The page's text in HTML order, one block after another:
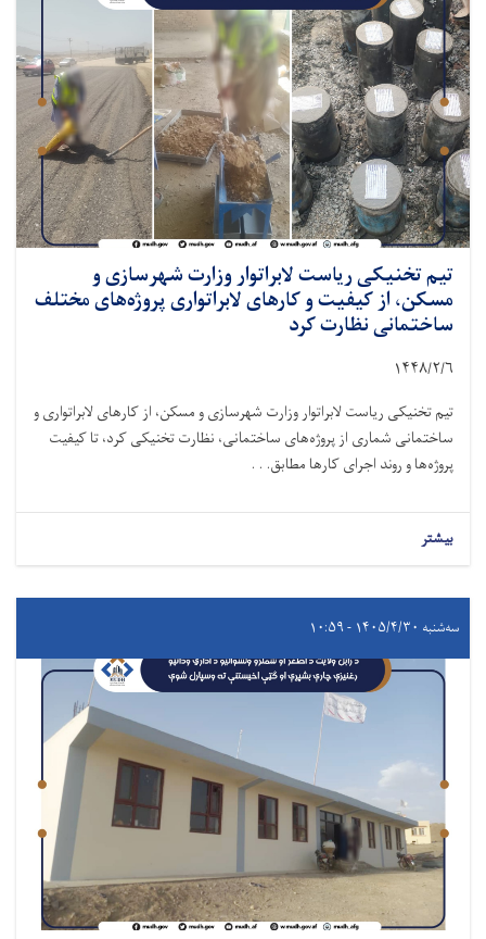
تیم تخنیکی ریاست لابراتوار وزارت شهرسازی و
مسکن، از کیفیت و کارهای لابراتواری پروژه‌های مختلف
ساختمانی نظارت کرد
۱۴۴۸/۲/۶
تیم تخنیکی ریاست لابراتوار وزارت شهرسازی و مسکن، از کارهای لابراتواری و
ساختمانی شماری از پروژه‌های ساختمانی، نظارت تخنیکی کرد، تا کیفیت
پروژه‌ها و روند اجرای کارها مطابق. . .
بیشتر
سه‌شنبه ۱۴۰۵/۴/۳۰ - ۱۰:۵۹